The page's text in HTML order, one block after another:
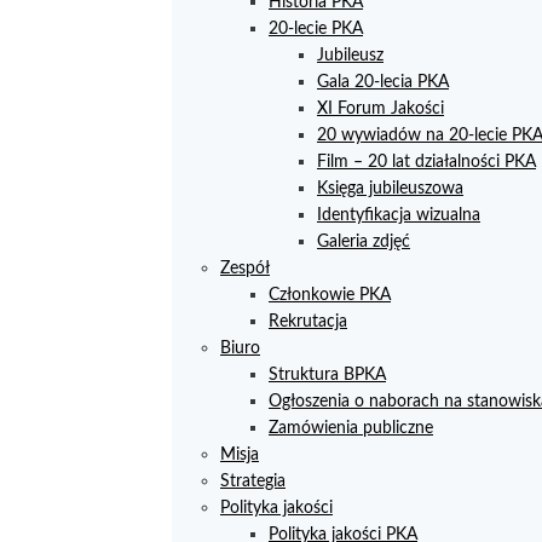
20-lecie PKA
Jubileusz
Gala 20-lecia PKA
XI Forum Jakości
20 wywiadów na 20-lecie PKA
Film – 20 lat działalności PKA
Księga jubileuszowa
Identyfikacja wizualna
Galeria zdjęć
Zespół
Członkowie PKA
Rekrutacja
Biuro
Struktura BPKA
Ogłoszenia o naborach na
Zamówienia publiczne
Misja
Strategia
Polityka jakości
Polityka jakości PKA